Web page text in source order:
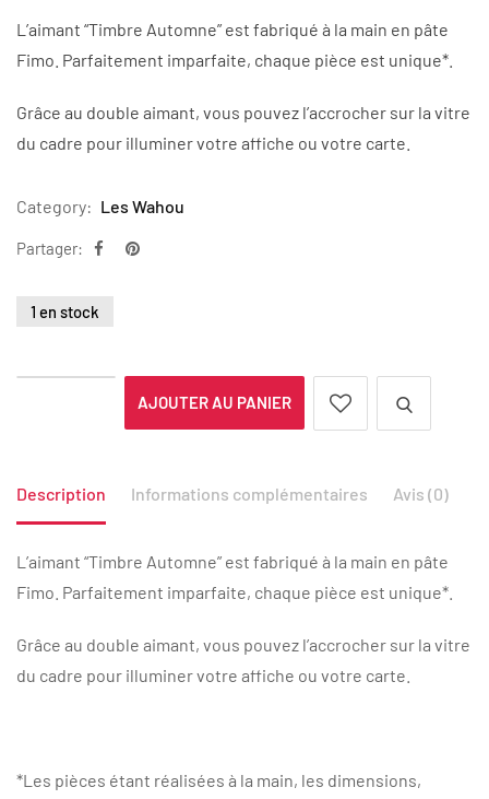
L’aimant “Timbre Automne” est fabriqué à la main en pâte
Fimo. Parfaitement imparfaite, chaque pièce est unique*.
Grâce au double aimant, vous pouvez l’accrocher sur la vitre
du cadre pour illuminer votre affiche ou votre carte.
Category: Les Wahou
Partager:
1 en stock
AJOUTER AU PANIER
Description Informations complémentaires Avis (0)
L’aimant “Timbre Automne” est fabriqué à la main en pâte
Fimo. Parfaitement imparfaite, chaque pièce est unique*.
Grâce au double aimant, vous pouvez l’accrocher sur la vitre
du cadre pour illuminer votre affiche ou votre carte.
*Les pièces étant réalisées à la main, les dimensions,